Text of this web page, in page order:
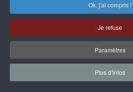
Ok, j'ai compris !
Je refuse
Paramètres
Plus d'infos
SITES DU GROUPE :SQI|ESPACE
MENTIONS LEGALES
MAGIRIS-